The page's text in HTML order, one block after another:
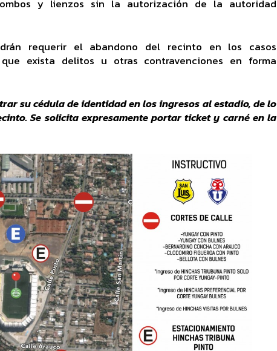
y lienzos sin la autorización de la autoridad
requerir el abandono del recinto en los casos
exista delitos u otras contravenciones en forma
su cédula de identidad en los ingresos al estadio, de lo
Se solicita expresamente portar ticket y carné en la